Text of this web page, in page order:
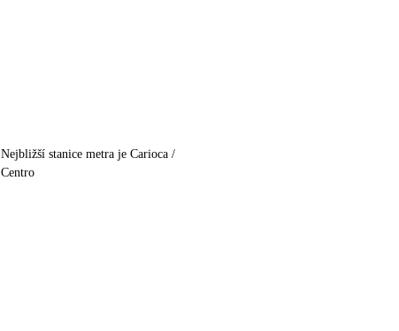
Nejbližší stanice metra je Carioca /
Centro